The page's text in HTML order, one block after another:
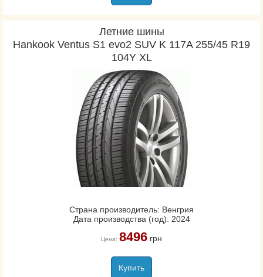
Летние шины
Hankook Ventus S1 evo2 SUV K 117A 255/45 R19
104Y XL
Страна производитель: Венгрия
Дата производства (год): 2024
Цена: 8496грн
Купить